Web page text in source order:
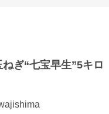
ねぎ“七宝早生”5キロ